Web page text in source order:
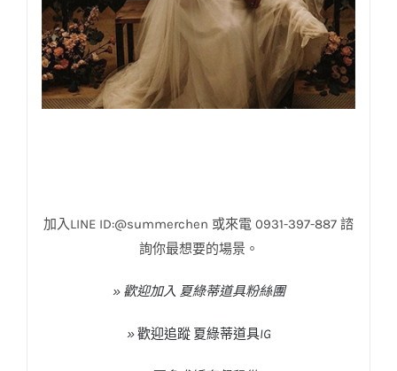
加入LINE ID:@summerchen 或來電 0931-397-887 諮
詢你最想要的場景。
» 歡迎加入 夏綠蒂道具粉絲團
»歡迎追蹤 夏綠蒂道具IG